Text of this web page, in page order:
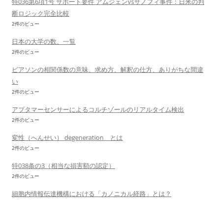
断ロジック完全比較
2件のビュー
日本の大学の数、一覧
2件のビュー
ピアソンの相関係数の意味、求め方、解釈の仕方、ありがちな間違
い
2件のビュー
アプタマーセンサーによるコルチゾールのリアルタイム検出
2件のビュー
変性（へんせい） degeneration とは
2件のビュー
特038条の3（相当な損害額の認定）
2件のビュー
細胞内情報伝達機構における「カノニカル経路」とは？